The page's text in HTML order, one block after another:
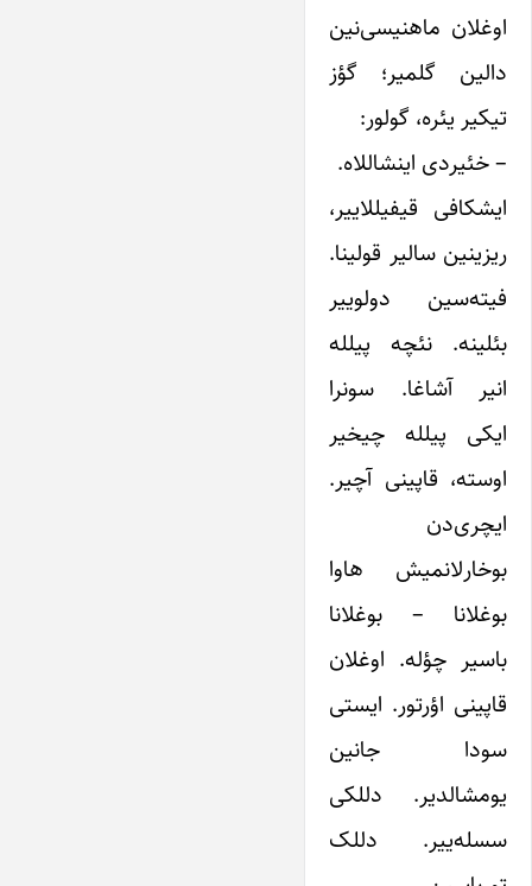
اوغلان ماهنیسی‌نین
دالین گلمیر؛ گؤز
تیکیر یئره، گولور:
– خئیردی اینشاللاه.
ایشکافی قیفیللاییر،
ریزینین سالیر قولینا.
فیته‌سین دولوییر
بئلینه. نئچه پیلله
انیر آشاغا. سونرا
ایکی پیلله چیخیر
اوسته، قاپینی آچیر.
ایچری‌دن
بوخارلانمیش هاوا
بوغلانا – بوغلانا
باسیر چؤله. اوغلان
قاپینی اؤرتور. ایستی
سودا جانین
یومشالدیر. دللکی
سسله‌ییر. دللک